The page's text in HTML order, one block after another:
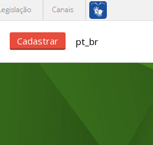
Cadastrar pt_br